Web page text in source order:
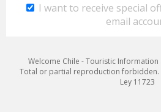
I want to receive special
email
Welcome Chile - Touristic
Total or partial reproduction forbidden.
Ley 11723